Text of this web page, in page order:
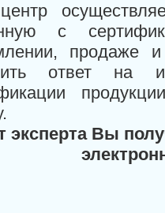
с
продаже и
ответ на
эксперта Вы